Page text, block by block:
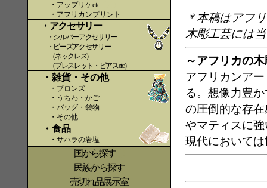
・アップリケetc.
・アフリカンプリント
・アクセサリー
・シルバーアクセサリー
・ビーズアクセサリー
(ネックレス)
(ブレスレット・ピアスetc.)
・雑貨・その他
・ブロンズ
・うちわ・かご
・バッグ・袋物
・その他
・食品
・サハラの岩塩
国から探す〇
民族から探す
売切れ品展示室
＊本稿はアフ
木彫工芸には
～アフリカの
アフリカンア
る。想像力豊
の圧倒的な存
やマティスに
現代において